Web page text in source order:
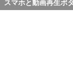
スマホと動画再生ボ